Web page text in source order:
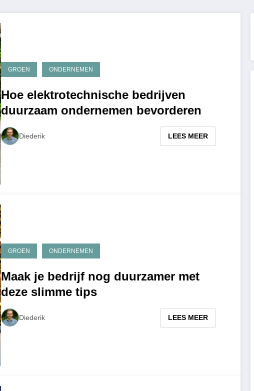
GROEN ONDERNEMEN
Hoe elektrotechnische bedrijven
duurzaam ondernemen bevorderen
Diederik LEES MEER
GROEN ONDERNEMEN
Maak je bedrijf nog duurzamer met
deze slimme tips
Diederik LEES MEER